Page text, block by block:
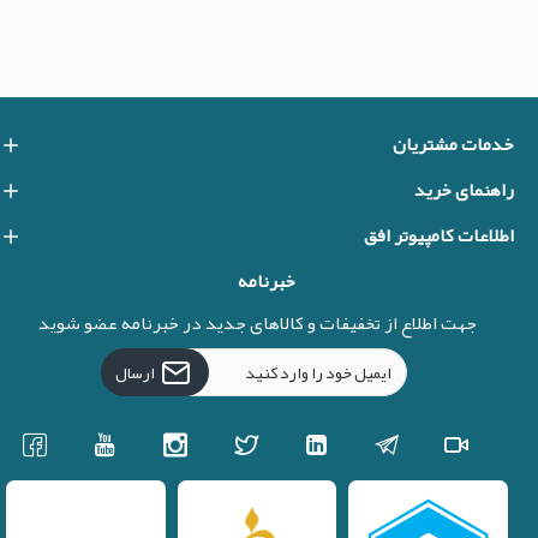
خدمات مشتریان
راهنمای خرید
اطلاعات کامپیوتر افق
خبرنامه
جهت اطلاع از تخفیفات و کالاهای جدید در خبرنامه عضو شوید
ارسال